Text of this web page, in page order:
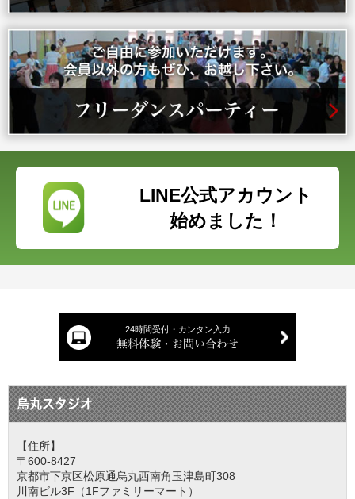
LINE公式アカウント
始めました！
24時間受付・カンタン入力
無料体験・お問い合わせ
烏丸スタジオ
【住所】
〒600-8427
京都市下京区松原通烏丸西南角玉津島町308
川南ビル3F（1Fファミリーマート）